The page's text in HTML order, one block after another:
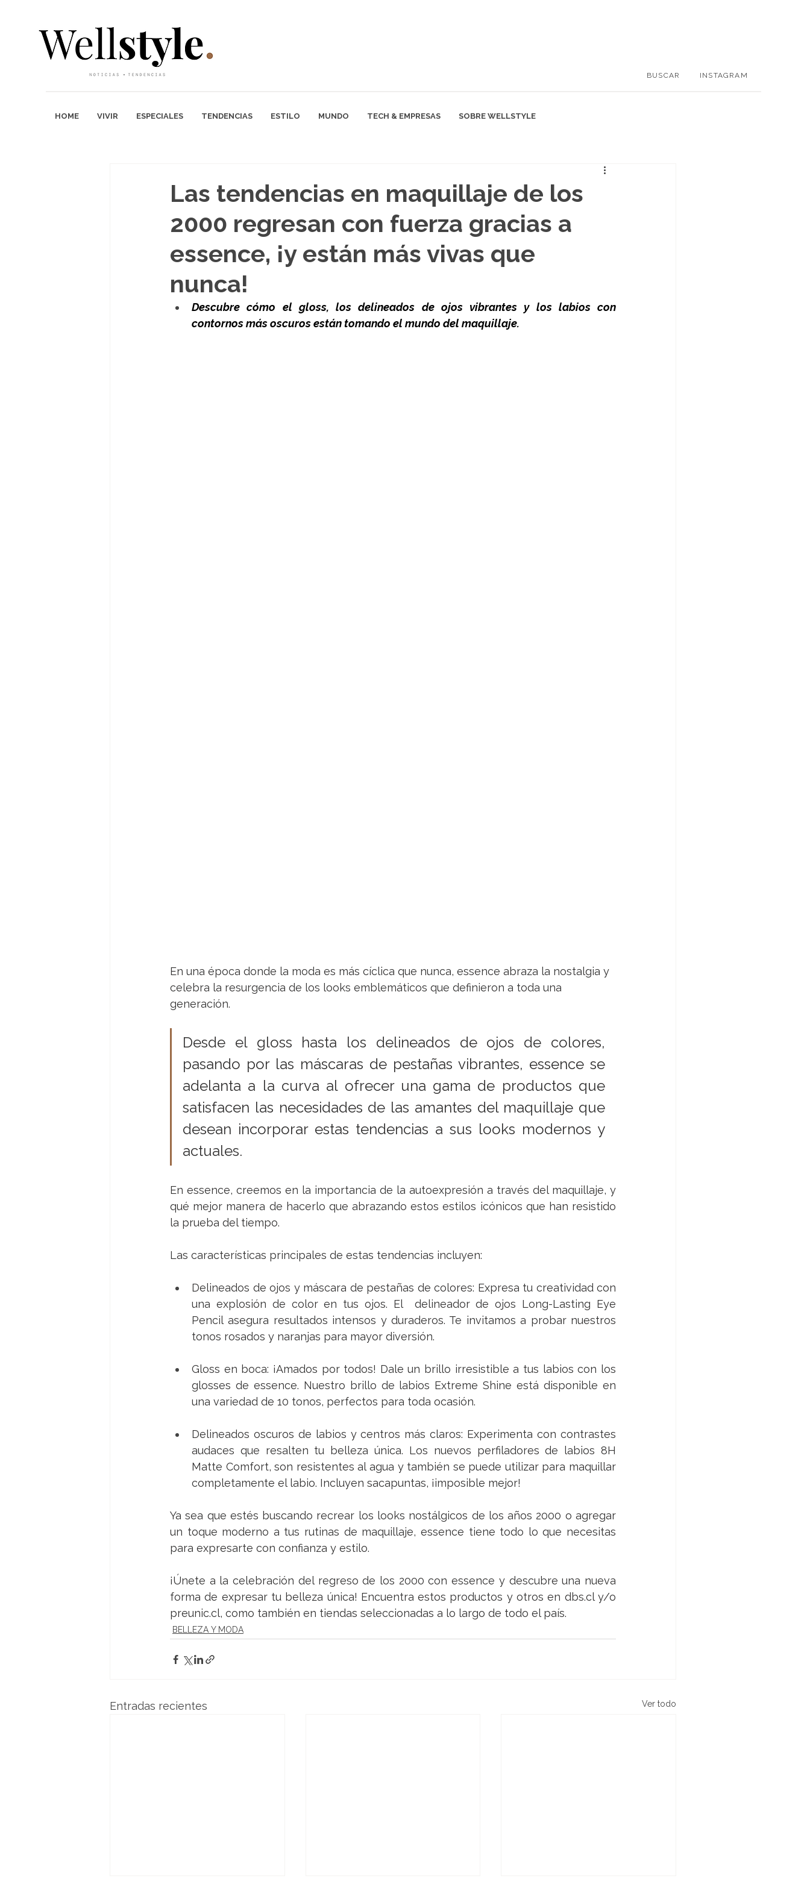
BUSCAR INSTAGRAM
HOME VIVIR ESPECIALES TENDENCIAS ESTILO MUNDO TECH & EMPRESAS SOBRE WELLSTYLE
Las tendencias en maquillaje de los
2000 regresan con fuerza gracias a
essence, ¡y están más vivas que
nunca!
Descubre cómo el gloss, los delineados de ojos vibrantes y los labios con
contornos más oscuros están tomando el mundo del maquillaje.
En una época donde la moda es más cíclica que nunca, essence abraza la nostalgia y
celebra la resurgencia de los looks emblemáticos que definieron a toda una
generación.
Desde el gloss hasta los delineados de ojos de colores,
pasando por las máscaras de pestañas vibrantes, essence se
adelanta a la curva al ofrecer una gama de productos que
satisfacen las necesidades de las amantes del maquillaje que
desean incorporar estas tendencias a sus looks modernos y
actuales.
En essence, creemos en la importancia de la autoexpresión a través del maquillaje, y
qué mejor manera de hacerlo que abrazando estos estilos icónicos que han resistido
la prueba del tiempo.
Las características principales de estas tendencias incluyen:
Delineados de ojos y máscara de pestañas de colores: Expresa tu creatividad con
una explosión de color en tus ojos. El  delineador de ojos Long-Lasting Eye
Pencil asegura resultados intensos y duraderos. Te invitamos a probar nuestros
tonos rosados y naranjas para mayor diversión.
Gloss en boca: ¡Amados por todos! Dale un brillo irresistible a tus labios con los
glosses de essence. Nuestro brillo de labios Extreme Shine está disponible en
una variedad de 10 tonos, perfectos para toda ocasión.
Delineados oscuros de labios y centros más claros: Experimenta con contrastes
audaces que resalten tu belleza única. Los nuevos perfiladores de labios 8H
Matte Comfort, son resistentes al agua y también se puede utilizar para maquillar
completamente el labio. Incluyen sacapuntas, ¡imposible mejor!
Ya sea que estés buscando recrear los looks nostálgicos de los años 2000 o agregar
un toque moderno a tus rutinas de maquillaje, essence tiene todo lo que necesitas
para expresarte con confianza y estilo.
¡Únete a la celebración del regreso de los 2000 con essence y descubre una nueva
forma de expresar tu belleza única! Encuentra estos productos y otros en dbs.cl
preunic.cl, como también en tiendas seleccionadas a lo largo de todo el país.
BELLEZA Y MODA
Entradas recientes Ver todo